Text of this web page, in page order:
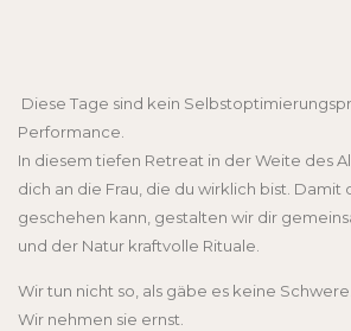
Diese Tage sind kein
Performance.
In diesem tiefen Retreat in der Weite des
dich an die Frau, die du wirklich bist. Damit
geschehen kann, gestalten wir dir
und der Natur kraftvolle Rituale.
Wir tun nicht so, als gäbe es keine Schwere.
Wir nehmen sie ernst.